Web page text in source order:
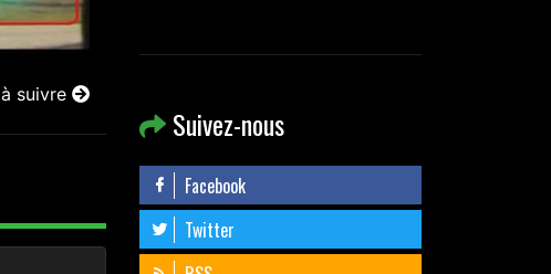
à suivre
Suivez-nous
Facebook
Twitter